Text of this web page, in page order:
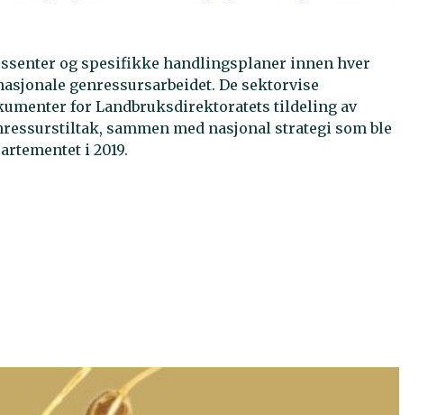
og spesifikke handlingsplaner innen hver
genressursarbeidet. De sektorvise
for Landbruksdirektoratets tildeling av
sammen med nasjonal strategi som ble
i 2019.